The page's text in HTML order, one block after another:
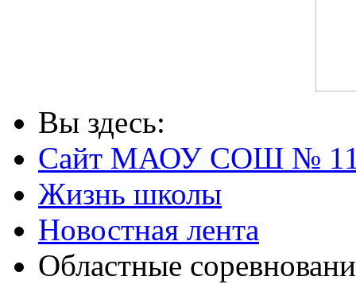
Вы здесь:
Сайт МАОУ СОШ №
Жизнь школы
Новостная лента
Областные